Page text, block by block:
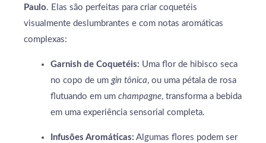
Paulo. Elas são perfeitas para criar coquetéis
visualmente deslumbrantes e com notas aromáticas
complexas:
Garnish de Coquetéis: Uma flor de hibisco seca
no copo de um gin tônica, ou uma pétala de rosa
flutuando em um champagne, transforma a bebida
em uma experiência sensorial completa.
Infusões Aromáticas: Algumas flores podem ser